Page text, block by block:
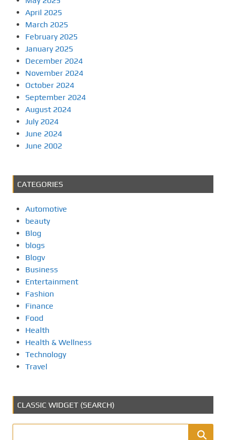
April 2025
March 2025
February 2025
January 2025
December 2024
November 2024
October 2024
September 2024
August 2024
July 2024
June 2024
June 2002
CATEGORIES
Automotive
beauty
Blog
blogs
Blogv
Business
Entertainment
Fashion
Finance
Food
Health
Health & Wellness
Technology
Travel
CLASSIC WIDGET (SEARCH)